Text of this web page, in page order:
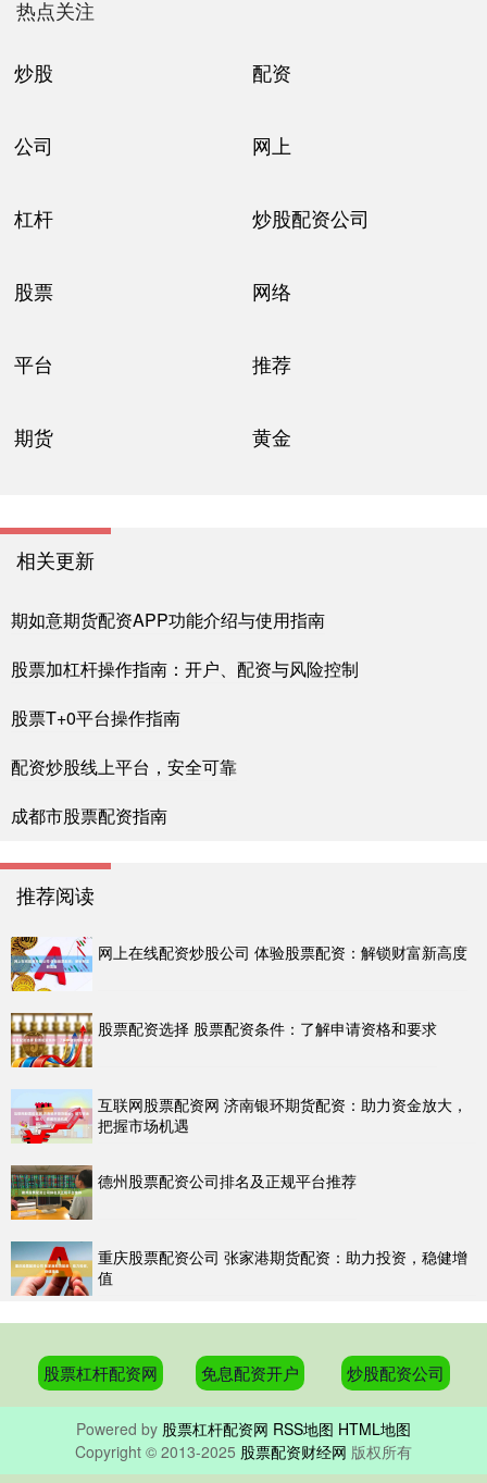
热点关注
炒股 配资
公司 网上
杠杆 炒股配资公司
股票 网络
平台 推荐
期货 黄金
相关更新
期如意期货配资APP功能介绍与使用指南
股票加杠杆操作指南：开户、配资与风险控制
股票T+0平台操作指南
配资炒股线上平台，安全可靠
成都市股票配资指南
推荐阅读
网上在线配资炒股公司 体验股票配资：解锁财富新高度
股票配资选择 股票配资条件：了解申请资格和要求
互联网股票配资网 济南银环期货配资：助力资金放大，
把握市场机遇
德州股票配资公司排名及正规平台推荐
重庆股票配资公司 张家港期货配资：助力投资，稳健增
值
股票杠杆配资网 免息配资开户 炒股配资公司
Powered by 股票杠杆配资网 RSS地图 HTML地图
Copyright © 2013-2025 股票配资财经网 版权所有